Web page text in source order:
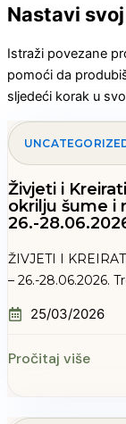
Nastavi
Istraži povezane
pomoći da
sljedeći korak u
Živjeti i
okrilju šume i
26.-
ŽIVJETI I
– 26.-28.06.2026.
25/03/2026
Pročitaj više